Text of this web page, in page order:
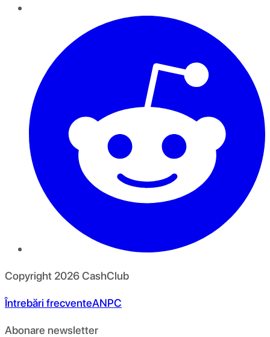
Copyright 2026CashClub
Întrebări frecventeANPC
Abonare newsletter